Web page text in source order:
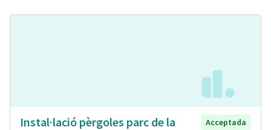
Instal·lació pèrgoles parc de la
Acceptada